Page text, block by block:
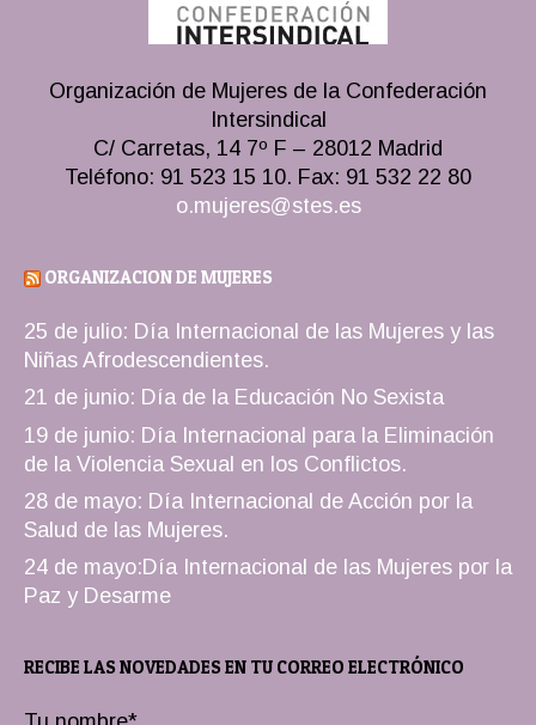
Organización de Mujeres de la Confederación
Intersindical
C/ Carretas, 14 7º F – 28012 Madrid
Teléfono: 91 523 15 10. Fax: 91 532 22 80
o.mujeres@stes.es
ORGANIZACION DE MUJERES
25 de julio: Día Internacional de las Mujeres y las
Niñas Afrodescendientes.
21 de junio: Día de la Educación No Sexista
19 de junio: Día Internacional para la Eliminación
de la Violencia Sexual en los Conflictos.
28 de mayo: Día Internacional de Acción por la
Salud de las Mujeres.
24 de mayo:Día Internacional de las Mujeres por la
Paz y Desarme
RECIBE LAS NOVEDADES EN TU CORREO ELECTRÓNICO